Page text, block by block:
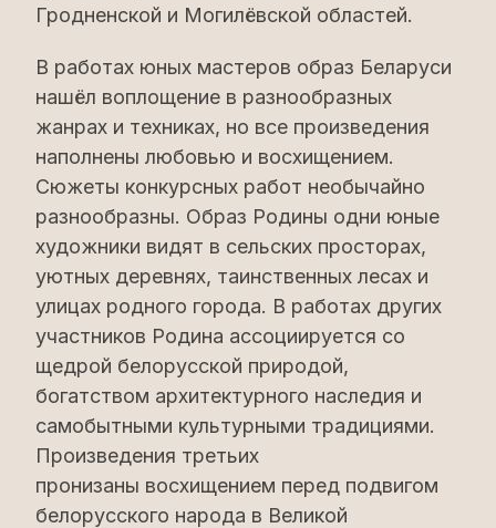
Гродненской и Могилёвской областей.
В работах юных мастеров образ Беларуси
нашёл воплощение в разнообразных
жанрах и техниках, но все произведения
наполнены любовью и восхищением.
Сюжеты конкурсных работ необычайно
разнообразны. Образ Родины одни юные
художники видят в сельских просторах,
уютных деревнях, таинственных лесах и
улицах родного города. В работах других
участников Родина ассоциируется со
щедрой белорусской природой,
богатством архитектурного наследия и
самобытными культурными традициями.
Произведения третьих
пронизаны восхищением перед подвигом
белорусского народа в Великой